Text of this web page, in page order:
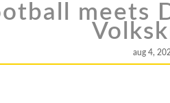
meets
aug 4,